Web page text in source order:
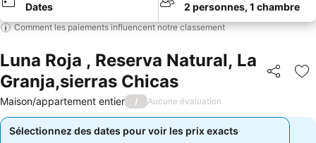
Dates 2 personnes, 1 chambre
Comment les paiements influencent notre classement
Luna Roja , Reserva Natural, La
Granja,sierras Chicas
Partager
Maison/appartement entier / Aucune évaluation
Sélectionnez des dates pour voir les prix exacts
Sélectionnez des dates pour voir les prix exacts